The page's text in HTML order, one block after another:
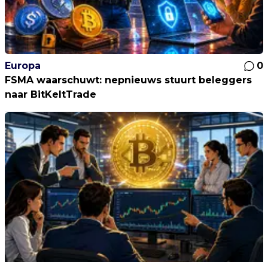
Europa
0
FSMA waarschuwt: nepnieuws stuurt beleggers
naar BitKeltTrade